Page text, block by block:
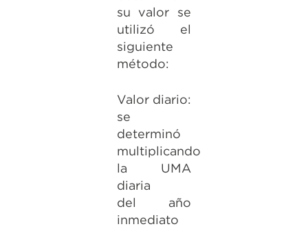
su valor se
utilizó el
siguiente
método:
Valor diario:
se
determinó
multiplicando
la UMA
diaria
del año
inmediato